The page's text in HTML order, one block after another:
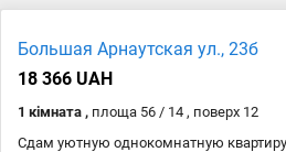
Большая Арнаутская ул., 23б
18 366 UAH
1 кімната , площа 56 / 14 , поверх 12
Сдам уютную однокомнатную